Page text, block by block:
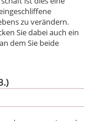
zu verändern.
Sie dabei auch ein
dem Sie beide